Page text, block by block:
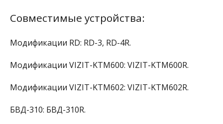
Совместимые устройства:
Модификации RD: RD-3, RD-4R.
Модификации VIZIT-KTM600: VIZIT-KTM600R.
Модификации VIZIT-KTM602: VIZIT-KTM602R.
БВД-310: БВД-310R.